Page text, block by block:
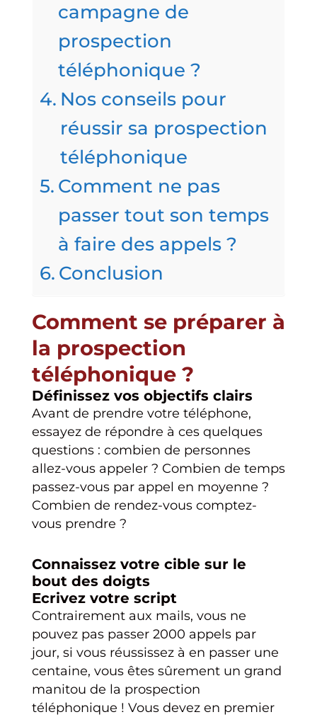
campagne de
prospection
téléphonique ?
Nos conseils pour
réussir sa prospection
téléphonique
Comment ne pas
passer tout son temps
à faire des appels ?
Conclusion
Comment se préparer à
la prospection
téléphonique ?
Définissez vos objectifs clairs
Avant de prendre votre téléphone,
essayez de répondre à ces quelques
questions : combien de personnes
allez-vous appeler ? Combien de temps
passez-vous par appel en moyenne ?
Combien de rendez-vous comptez-
vous prendre ?
Connaissez votre cible sur le
bout des doigts
Ecrivez votre script
Contrairement aux mails, vous ne
pouvez pas passer 2000 appels par
jour, si vous réussissez à en passer une
centaine, vous êtes sûrement un grand
manitou de la prospection
téléphonique ! Vous devez en premier